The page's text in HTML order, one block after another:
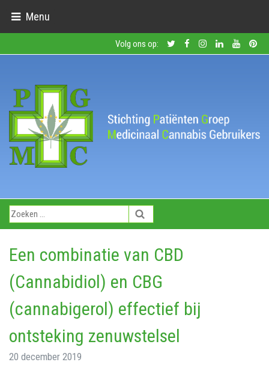
Menu
Volg ons op:
Een combinatie van CBD
(Cannabidiol) en CBG
(cannabigerol) effectief bij
ontsteking zenuwstelsel
20 december 2019